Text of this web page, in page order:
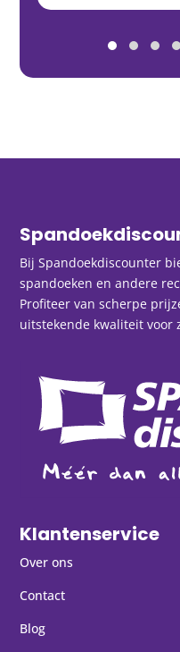
Bij Spandoekdiscounter
spandoeken en andere
Profiteer van scherpe
uitstekende kwaliteit voor
Klantenservice
Over ons
Contact
Blog